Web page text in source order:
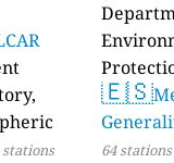
stations
🇪🇸
64 stations